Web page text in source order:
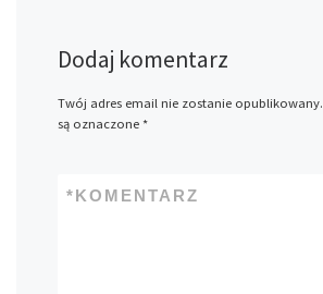
Dodaj komentarz
Twój adres email nie zostanie opublikowany.
są oznaczone *
KOMENTARZ
*